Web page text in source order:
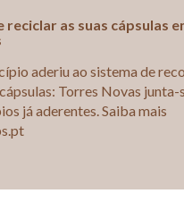
reciclar as suas cápsulas
aderiu ao sistema de
Torres Novas junta-
já aderentes. Saiba mais